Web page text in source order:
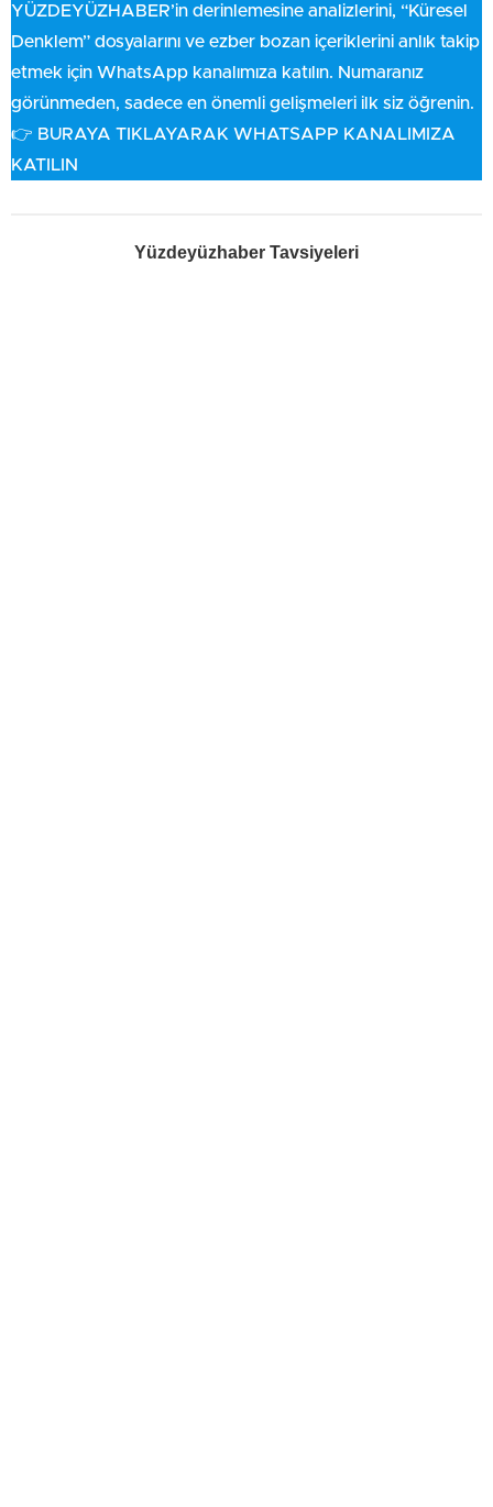
YÜZDEYÜZHABER’in derinlemesine analizlerini, “Küresel
Denklem” dosyalarını ve ezber bozan içeriklerini anlık takip
etmek için WhatsApp kanalımıza katılın. Numaranız
görünmeden, sadece en önemli gelişmeleri ilk siz öğrenin.
👉 BURAYA TIKLAYARAK WHATSAPP KANALIMIZA
KATILIN
Yüzdeyüzhaber Tavsiyeleri